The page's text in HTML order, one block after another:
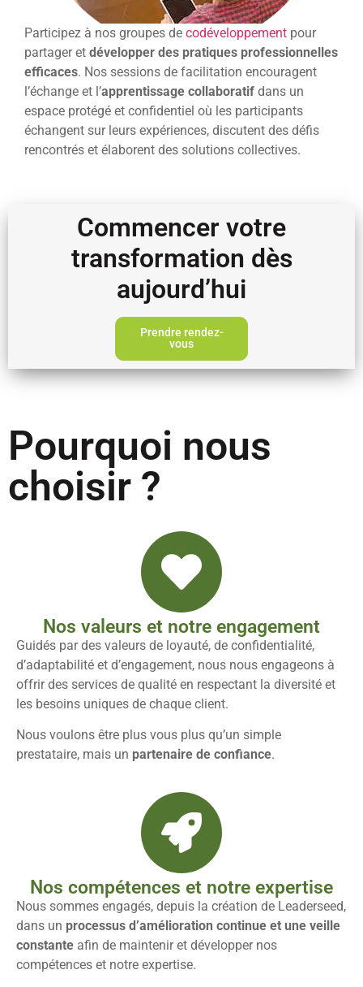
Participez à nos groupes de codéveloppement pour
partager et développer des pratiques professionnelles
efficaces. Nos sessions de facilitation encouragent
l’échange et l’apprentissage collaboratif dans un
espace protégé et confidentiel où les participants
échangent sur leurs expériences, discutent des défis
rencontrés et élaborent des solutions collectives.
Commencer votre
transformation dès
aujourd’hui
Prendre rendez-
vous
Pourquoi nous
choisir ?
Nos valeurs et notre engagement
Guidés par des valeurs de loyauté, de confidentialité,
d’adaptabilité et d’engagement, nous nous engageons à
offrir des services de qualité en respectant la diversité et
les besoins uniques de chaque client.
Nous voulons être plus vous plus qu’un simple
prestataire, mais un partenaire de confiance.
Nos compétences et notre expertise
Nous sommes engagés, depuis la création de Leaderseed,
dans un processus d’amélioration continue et une veille
constante afin de maintenir et développer nos
compétences et notre expertise.